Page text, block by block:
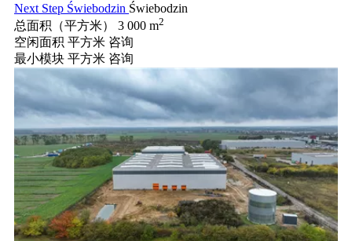
Next Step Świebodzin Świebodzin
总面积（平方米）
3 000 m2
空闲面积 平方米 咨询
最小模块 平方米 咨询